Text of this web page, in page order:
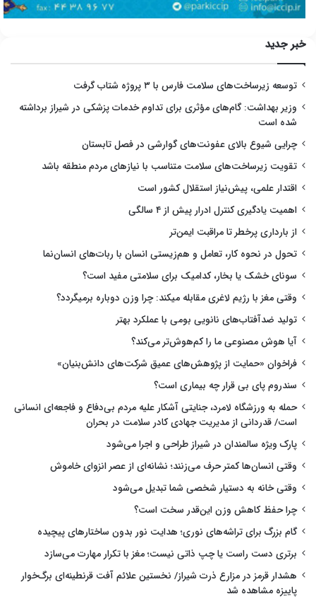
خبر جدید
توسعه زیرساخت‌های سلامت فارس با ۳ پروژه شتاب گرفت
وزیر بهداشت: گام‌های مؤثری برای تداوم خدمات پزشکی در شیراز برداشته
شده است
چرایی شیوع بالای عفونت‌های گوارشی در فصل تابستان
تقویت زیرساخت‌های سلامت متناسب با نیازهای مردم منطقه باشد
اقتدار علمی، پیش‌نیاز استقلال کشور است
اهمیت یادگیری کنترل ادرار پیش از ۴ سالگی
از بارداری پرخطر تا مراقبت ایمن‌تر
تحول در نحوه کار، تعامل و هم‌زیستی انسان با ربات‌های انسان‌نما
سونای خشک یا بخار، کدامیک برای سلامتی مفید است؟
وقتی مغز با رژیم لاغری مقابله میکند: چرا وزن دوباره برمیگردد؟
تولید ضدآفتاب‌های نانویی بومی با عملکرد بهتر
آیا هوش مصنوعی ما را کم‌هوش‌تر می‌کند؟
فراخوان «حمایت از پژوهش‌های عمیق شرکت‌های دانش‌بنیان»
سندروم پای بی قرار چه بیماری است؟
حمله به ورزشگاه لامرد، جنایتی آشکار علیه مردم بی‌دفاع و فاجعه‌ای انسانی
است/ قدردانی از مدیریت جهادی کادر سلامت در بحران
پارک ویژه سالمندان در شیراز طراحی و اجرا می‌شود
وقتی انسان‌ها کمتر حرف می‌زنند؛ نشانه‌ای از عصر انزوای خاموش
وقتی خانه به دستیار شخصی شما تبدیل می‌شود
چرا حفظ کاهش وزن این‌قدر سخت است؟
گام بزرگ برای تراشه‌های نوری؛ هدایت نور بدون ساختارهای پیچیده
برتری دست راست یا چپ ذاتی نیست؛ مغز با تکرار مهارت می‌سازد
هشدار قرمز در مزارع ذرت شیراز/ نخستین علائم آفت قرنطینه‌ای برگ‌خوار
پاییزه مشاهده شد